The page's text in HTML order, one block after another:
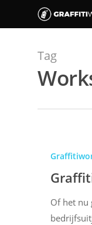
Tag
Of het nu